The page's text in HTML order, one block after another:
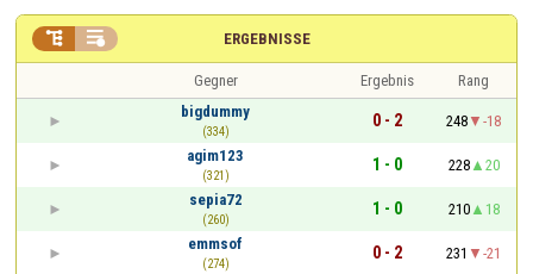
ERGEBNISSE
 
Gegner Ergebnis
Rang
bigdummy
(334)
0 - 2 248
-18
agim123
(321)
1 - 0 228
20
sepia72
(260)
1 - 0 210
18
emmsof
(274)
0 - 2 231
-21